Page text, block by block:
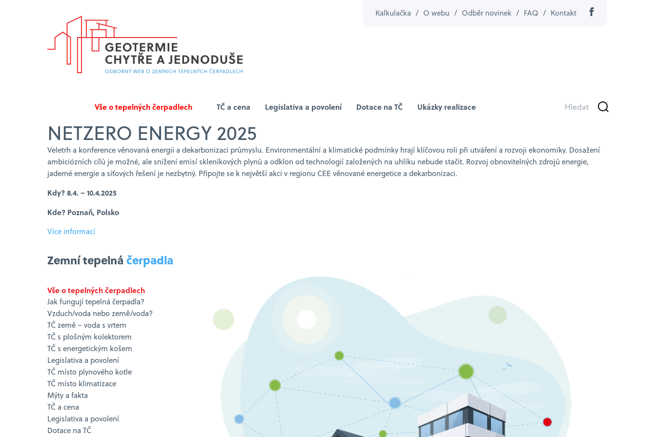
Kalkulačka / O webu / Odběr novinek / FAQ / Kontakt
Vše o tepelných čerpadlech TČ a cena Legislativa a povolení Dotace na TČ Ukázky realizace
NETZERO ENERGY 2025
Veletrh a konference věnovaná energii a dekarbonizaci průmyslu. Environmentální a klimatické podmínky hrají klíčovou roli při utváření a rozvoji ekonomiky. Dosažení
ambiciózních cílů je možné, ale snížení emisí skleníkových plynů a odklon od technologií založených na uhlíku nebude stačit. Rozvoj obnovitelných zdrojů energie,
jaderné energie a síťových řešení je nezbytný. Připojte se k největší akci v regionu CEE věnované energetice a dekarbonizaci.
Kdy? 8.4. – 10.4.2025
Kde? Poznaň, Polsko
Více informací
Zemní tepelnáčerpadla
Vše o tepelných čerpadlech
Jak fungují tepelná čerpadla?
Vzduch/voda nebo země/voda?
TČ země – voda s vrtem
TČ s plošným kolektorem
TČ s energetickým košem
Legislativa a povolení
TČ místo plynového kotle
TČ místo klimatizace
Mýty a fakta
TČ a cena
Legislativa a povolení
Dotace na TČ